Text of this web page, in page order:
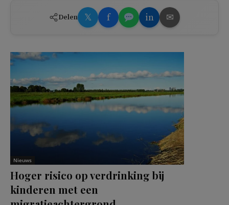
Delen 𝕏 f in ✉
Nieuws
Hoger risico op verdrinking bij
kinderen met een